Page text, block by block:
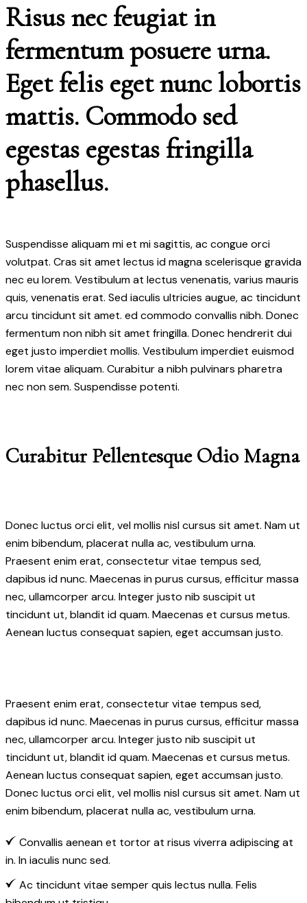
Risus nec feugiat in
fermentum posuere urna.
Eget felis eget nunc lobortis
mattis. Commodo sed
egestas egestas fringilla
phasellus.
Suspendisse aliquam mi et mi sagittis, ac congue orci
volutpat. Cras sit amet lectus id magna scelerisque gravida
nec eu lorem. Vestibulum at lectus venenatis, varius mauris
quis, venenatis erat. Sed iaculis ultricies augue, ac tincidunt
arcu tincidunt sit amet. ed commodo convallis nibh. Donec
fermentum non nibh sit amet fringilla. Donec hendrerit dui
eget justo imperdiet mollis. Vestibulum imperdiet euismod
lorem vitae aliquam. Curabitur a nibh pulvinars pharetra
nec non sem. Suspendisse potenti.
Curabitur Pellentesque Odio Magna
Donec luctus orci elit, vel mollis nisl cursus sit amet. Nam ut
enim bibendum, placerat nulla ac, vestibulum urna.
Praesent enim erat, consectetur vitae tempus sed,
dapibus id nunc. Maecenas in purus cursus, efficitur massa
nec, ullamcorper arcu. Integer justo nib suscipit ut
tincidunt ut, blandit id quam. Maecenas et cursus metus.
Aenean luctus consequat sapien, eget accumsan justo.
Praesent enim erat, consectetur vitae tempus sed,
dapibus id nunc. Maecenas in purus cursus, efficitur massa
nec, ullamcorper arcu. Integer justo nib suscipit ut
tincidunt ut, blandit id quam. Maecenas et cursus metus.
Aenean luctus consequat sapien, eget accumsan justo.
Donec luctus orci elit, vel mollis nisl cursus sit amet. Nam ut
enim bibendum, placerat nulla ac, vestibulum urna.
Convallis aenean et tortor at risus viverra adipiscing at
in. In iaculis nunc sed.
Ac tincidunt vitae semper quis lectus nulla. Felis